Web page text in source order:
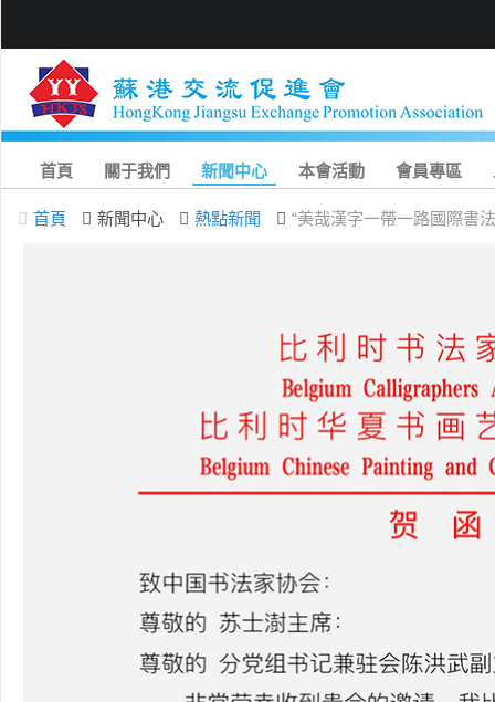
首頁 關于我們 新聞中心 本會活動 會員專區
首頁 新聞中心 熱點新聞 “美哉漢字一帶一路國際書